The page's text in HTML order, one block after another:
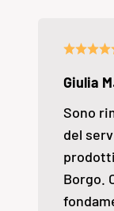
Giulia
Sono
del
Borgo.